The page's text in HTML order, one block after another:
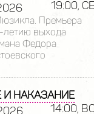
19:00,
Премьера
летию выхода
Федора
И НАКАЗАНИЕ
14:00,